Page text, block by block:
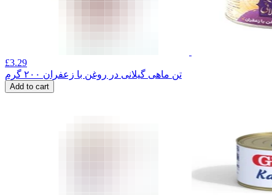
£3.29
تن ماهی گیلانی در روغن با زعفران ۲۰۰ گرم
Add to cart